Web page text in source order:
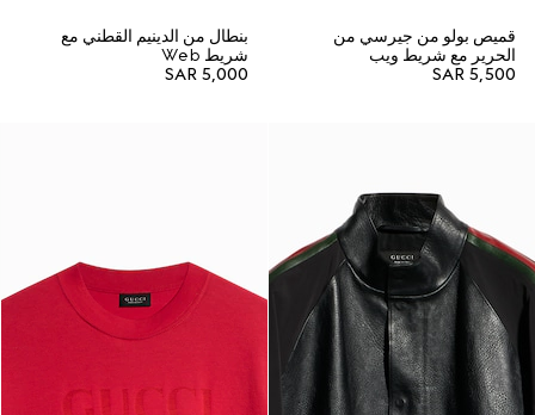
قميص بولو من جيرسي من
الحرير مع شريط ويب
SAR 5,500
بنطال من الدينيم القطني مع
شريط Web
SAR 5,000